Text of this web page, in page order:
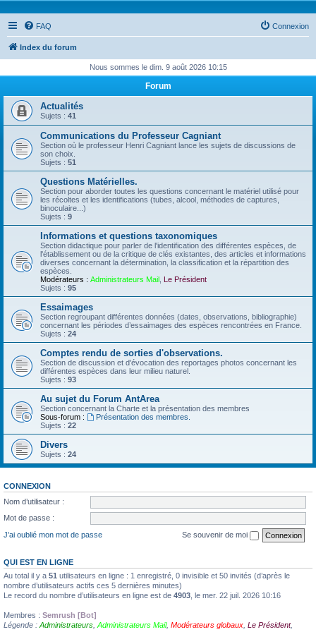
FAQ Connexion
Index du forum
Nous sommes le dim. 9 août 2026 10:15
Forum
Actualités
Sujets : 41
Communications du Professeur Cagniant
Section où le professeur Henri Cagniant lance les sujets de discussions de
son choix.
Sujets : 51
Questions Matérielles.
Section pour aborder toutes les questions concernant le matériel utilisé pour
les récoltes et les identifications (tubes, alcool, méthodes de captures,
binoculaire...)
Sujets : 9
Informations et questions taxonomiques
Section didactique pour parler de l'identification des différentes espèces, de
l'établissement ou de la critique de clés existantes, des articles et informations
diverses concernant la détermination, la classification et la répartition des
espèces.
Modérateurs : Administrateurs Mail Le Président
Sujets : 95
Essaimages
Section regroupant différentes données (dates, observations, bibliographie)
concernant les périodes d’essaimages des espèces rencontrées en France.
Sujets : 24
Comptes rendu de sorties d'observations.
Section de discussion et d'évocation des reportages photos concernant les
différentes espèces dans leur milieu naturel.
Sujets : 93
Au sujet du Forum AntArea
Section concernant la Charte et la présentation des membres
Sous-forum :
Présentation des membres.
Sujets : 22
Divers
Sujets : 24
CONNEXION
Nom d’utilisateur :
Mot de passe :
J’ai oublié mon mot de passe
Se souvenir de moi
QUI EST EN LIGNE
Au total il y a 51 utilisateurs en ligne : 1 enregistré, 0 invisible et 50 invités (d’après le
nombre d’utilisateurs actifs ces 5 dernières minutes)
Le record du nombre d’utilisateurs en ligne est de 4903 , le mer. 22 juil. 2026 10:16
Membres : Semrush [Bot]
Légende : Administrateurs Administrateurs Mail, Modérateurs globaux Le Président,